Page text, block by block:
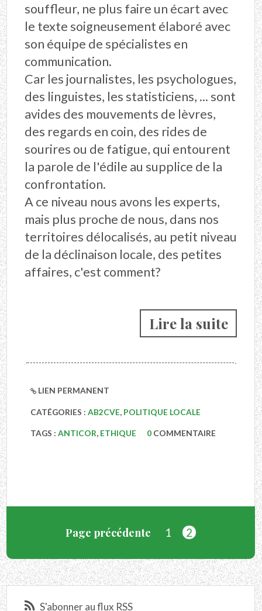
S'abonner au flux RSS
souffleur, ne plus faire un écart avec
le texte soigneusement élaboré avec
son équipe de spécialistes en
communication.
Car les journalistes, les psychologues,
des linguistes, les statisticiens, ... sont
avides des mouvements de lèvres,
des regards en coin, des rides de
sourires ou de fatigue, qui entourent
la parole de l'édile au supplice de la
confrontation.
A ce niveau nous avons les experts,
mais plus proche de nous, dans nos
territoires délocalisés, au petit niveau
de la déclinaison locale, des petites
affaires, c'est comment?
Lire la suite
LIEN PERMANENT
CATÉGORIES : AB2CVE, POLITIQUE LOCALE
TAGS : ANTICOR, ETHIQUE 0 COMMENTAIRE
Page précédente 1 2